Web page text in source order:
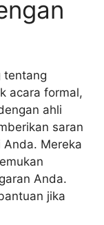
tentang
acara formal,
ahli
saran
Mereka
Anda.
jika